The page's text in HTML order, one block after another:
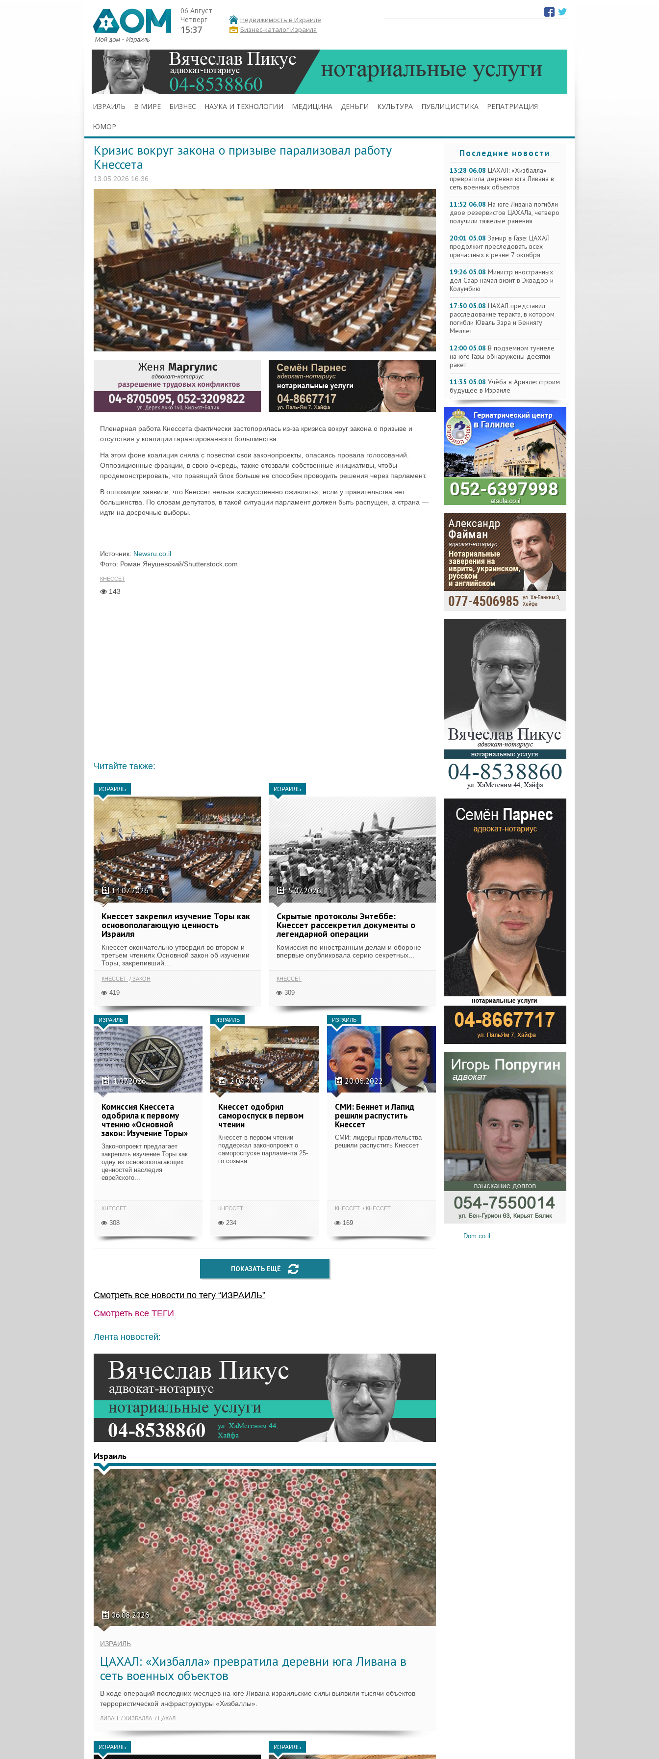
06 Август
Четверг
15:37
Недвижимость в Израиле
Бизнес-каталог Израиля
ИЗРАИЛЬ В МИРЕ БИЗНЕС НАУКА И ТЕХНОЛОГИИ МЕДИЦИНА ДЕНЬГИ КУЛЬТУРА ПУБЛИЦИСТИКА РЕПАТРИАЦИЯ
ЮМОР
Кризис вокруг закона о призыве парализовал работу
Кнессета
13.05.2026 16:36
Пленарная работа Кнессета фактически застопорилась из-за кризиса вокруг закона о призыве и
отсутствия у коалиции гарантированного большинства.
На этом фоне коалиция сняла с повестки свои законопроекты, опасаясь провала голосований.
Оппозиционные фракции, в свою очередь, также отозвали собственные инициативы, чтобы
продемонстрировать, что правящий блок больше не способен проводить решения через парламент.
В оппозиции заявили, что Кнессет нельзя «искусственно оживлять», если у правительства нет
большинства. По словам депутатов, в такой ситуации парламент должен быть распущен, а страна —
идти на досрочные выборы.
Источник: Newsru.co.il
Фото: Роман Янушевский/Shutterstock.com
КНЕССЕТ
143
Читайте также:
ИЗРАИЛЬ
14.07.2026
Кнессет закрепил изучение Торы как
основополагающую ценность
Израиля
Кнессет окончательно утвердил во втором и
третьем чтениях Основной закон об изучении
Торы, закрепивший...
КНЕССЕТ ЗАКОН
419
ИЗРАИЛЬ
5.07.2026
Скрытые протоколы Энтеббе:
Кнессет рассекретил документы о
легендарной операции
Комиссия по иностранным делам и обороне
впервые опубликовала серию секретных...
КНЕССЕТ
309
ИЗРАИЛЬ
1.07.2026
Комиссия Кнессета
одобрила к первому
чтению «Основной
закон: Изучение Торы»
Законопроект предлагает
закрепить изучение Торы как
одну из основополагающих
ценностей наследия
еврейского...
КНЕССЕТ
308
ИЗРАИЛЬ
2.06.2026
Кнессет одобрил
самороспуск в первом
чтении
Кнессет в первом чтении
поддержал законопроект о
самороспуске парламента 25-
го созыва
КНЕССЕТ
234
ИЗРАИЛЬ
20.06.2022
СМИ: Беннет и Лапид
решили распустить
Кнессет
СМИ: лидеры правительства
решили распустить Кнессет
КНЕССЕТ КНЕССЕТ
169
ПОКАЗАТЬ ЕЩЁ
Смотреть все новости по тегу “ИЗРАИЛЬ”
Смотреть все ТЕГИ
Лента новостей:
Израиль
06.08.2026
ИЗРАИЛЬ
ЦАХАЛ: «Хизбалла» превратила деревни юга Ливана в
сеть военных объектов
В ходе операций последних месяцев на юге Ливана израильские силы выявили тысячи объектов
террористической инфраструктуры «Хизбаллы».
ЛИВАН ХИЗБАЛЛА ЦАХАЛ
ИЗРАИЛЬ ИЗРАИЛЬ
Последние новости
13:28 06.08 ЦАХАЛ: «Хизбалла»
превратила деревни юга Ливана в
сеть военных объектов
11:52 06.08 На юге Ливана погибли
двое резервистов ЦАХАЛа, четверо
получили тяжелые ранения
20:01 05.08 Замир в Газе: ЦАХАЛ
продолжит преследовать всех
причастных к резне 7 октября
19:26 05.08 Министр иностранных
дел Саар начал визит в Эквадор и
Колумбию
17:50 05.08 ЦАХАЛ представил
расследование теракта, в котором
погибли Юваль Эзра и Бениягу
Меллет
12:00 05.08 В подземном туннеле
на юге Газы обнаружены десятки
ракет
11:35 05.08 Учёба в Ариэле: строим
будущее в Израиле
Dom.co.il